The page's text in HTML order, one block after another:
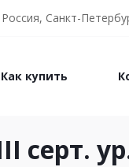
Санкт-
Как купить